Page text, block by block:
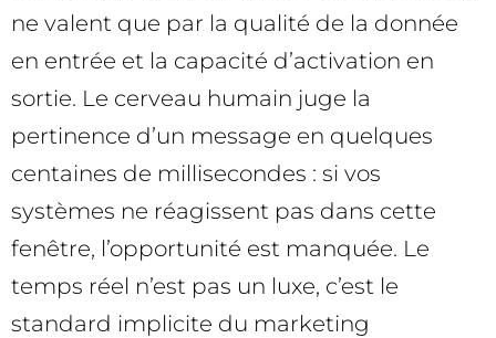
ne valent que par la qualité de la donnée
en entrée et la capacité d’activation en
sortie. Le cerveau humain juge la
pertinence d’un message en quelques
centaines de millisecondes : si vos
systèmes ne réagissent pas dans cette
fenêtre, l’opportunité est manquée. Le
temps réel n’est pas un luxe, c’est le
standard implicite du marketing